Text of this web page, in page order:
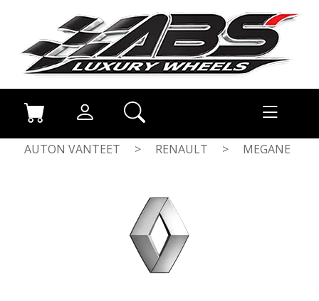
AUTON VANTEET > RENAULT > MEGANE